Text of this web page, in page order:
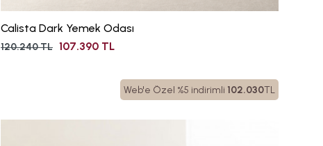
Calista Dark Yemek Odası
120.240 TL 107.390 TL
Web'e Özel %5 indirimli 102.030TL